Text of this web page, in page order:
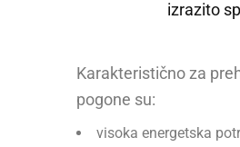
izrazito
Karakteristično za
pogone su:
visoka energetska